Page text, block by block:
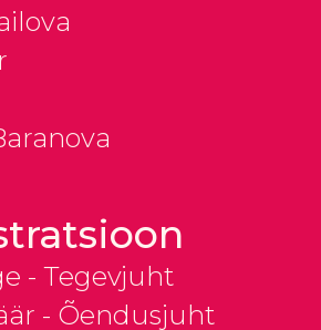
- Tegevjuht
- Õendusjuht